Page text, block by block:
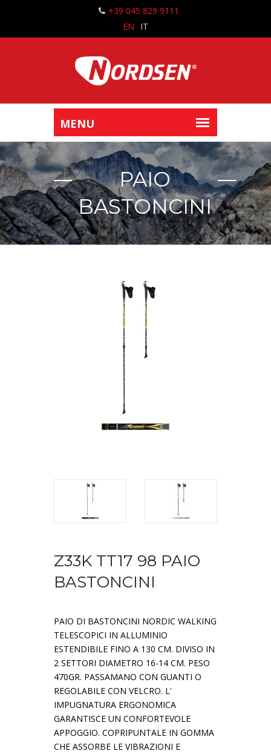
+39 045 829 9111
EN
IT
PAIO
BASTONCINI
Z33K TT17 98 PAIO
BASTONCINI
PAIO DI BASTONCINI NORDIC WALKING
TELESCOPICI IN ALLUMINIO
ESTENDIBILE FINO A 130 CM. DIVISO IN
2 SETTORI DIAMETRO 16-14 CM. PESO
470GR. PASSAMANO CON GUANTI O
REGOLABILE CON VELCRO. L'
IMPUGNATURA ERGONOMICA
GARANTISCE UN CONFORTEVOLE
APPOGGIO. COPRIPUNTALE IN GOMMA
CHE ASSORBE LE VIBRAZIONI E